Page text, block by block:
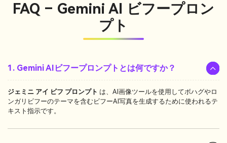
FAQ – Gemini AI ビフープロン
プト
1. Gemini AIビフープロンプトとは何ですか？
ジェミニ アイ ビフ プロンプト は、AI画像ツールを使用してボハグやロ
ンガリビフーのテーマを含むビフーAI写真を生成するために使われるテ
キスト指示です。